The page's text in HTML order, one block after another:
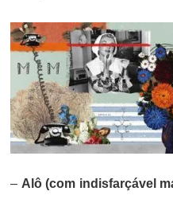
– Alô (com indisfarçável